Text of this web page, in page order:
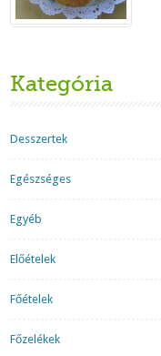
Kategória
Desszertek
Egészséges
Egyéb
Előételek
Főételek
Főzelékek